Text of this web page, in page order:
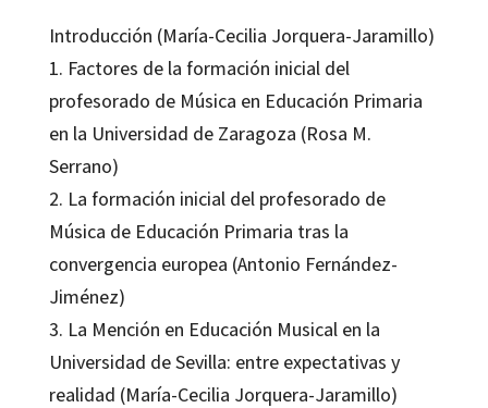
Introducción (María-Cecilia Jorquera-Jaramillo)
1. Factores de la formación inicial del
profesorado de Música en Educación Primaria
en la Universidad de Zaragoza (Rosa M.
Serrano)
2. La formación inicial del profesorado de
Música de Educación Primaria tras la
convergencia europea (Antonio Fernández-
Jiménez)
3. La Mención en Educación Musical en la
Universidad de Sevilla: entre expectativas y
realidad (María-Cecilia Jorquera-Jaramillo)